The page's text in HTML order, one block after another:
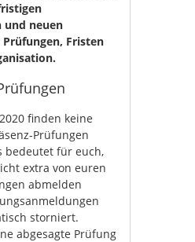
und neuen
Prüfungen, Fristen
finden keine
Prüfungen
bedeutet für euch,
extra von euren
abmelden
storniert.
abgesagte Prüfung